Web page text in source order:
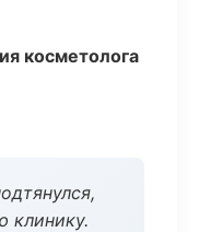
косметолога
клинику.